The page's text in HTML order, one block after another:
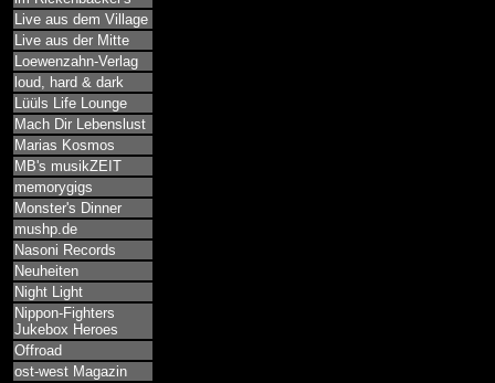
Live aus dem Village
Live aus der Mitte
Loewenzahn-Verlag
loud, hard & dark
Lüüls Life Lounge
Mach Dir Lebenslust
Marias Kosmos
MB's musikZEIT
memorygigs
Monster's Dinner
mushp.de
Nasoni Records
Neuheiten
Night Light
Nippon-Fighters
Jukebox Heroes
Offroad
ost-west Magazin